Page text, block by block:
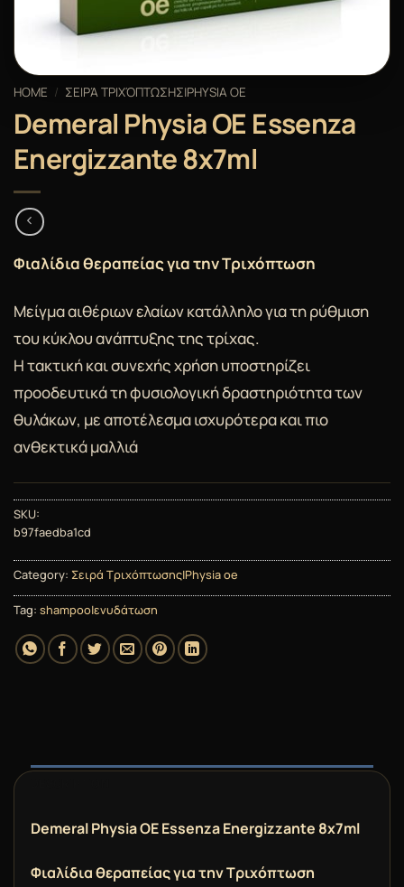
HOME / ΣΕΙΡΆ ΤΡΙΧΌΠΤΩΣΗΣ|PHYSIA OE
Demeral Physia OE Essenza
Energizzante 8x7ml
Φιαλίδια θεραπείας για την Τριχόπτωση
Μείγμα αιθέριων ελαίων κατάλληλο για τη ρύθμιση
του κύκλου ανάπτυξης της τρίχας.
Η τακτική και συνεχής χρήση υποστηρίζει
προοδευτικά τη φυσιολογική δραστηριότητα των
θυλάκων, με αποτέλεσμα ισχυρότερα και πιο
ανθεκτικά μαλλιά
SKU:
b97faedba1cd
Category: Σειρά Τριχόπτωσης|Physia oe
Tag: shampoo|ενυδάτωση
Demeral Physia OE Essenza Energizzante 8x7ml
Φιαλίδια θεραπείας για την Τριχόπτωση